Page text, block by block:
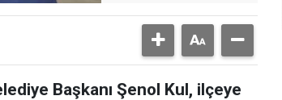
Başkanı Şenol Kul, ilçeye